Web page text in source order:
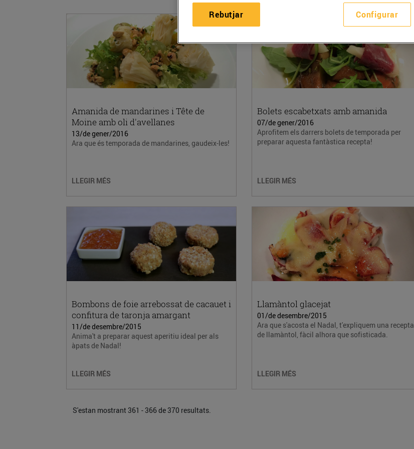
Amanida de mandarines i Tête de
Moine amb oli d'avellanes
13/de gener/2016
Ara que és temporada de mandarines, gaudeix-les!
LLEGIR MÉS
Bolets escabetxats amb amanida
07/de gener/2016
Aprofitem els darrers bolets de temporada per
preparar aquesta fantàstica recepta!
LLEGIR MÉS
Bombons de foie arrebossat de cacauet i
confitura de taronja amargant
11/de desembre/2015
Anima't a preparar aquest aperitiu ideal per als
àpats de Nadal!
LLEGIR MÉS
Llamàntol glacejat
01/de desembre/2015
Ara que s'acosta el Nadal, t'expliquem una recepta
de llamàntol, fàcil alhora que sofisticada.
LLEGIR MÉS
S'estan mostrant 361 - 366 de 370 resultats.
Configurar
Rebutjar